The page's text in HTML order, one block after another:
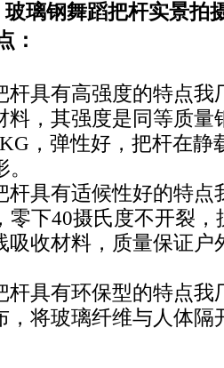
玻璃钢舞蹈把杆实景拍
：
杆具有高强度的特点我
料，其强度是同等质量
，弹性好，把杆在静
杆具有适候性好的特点
零下40摄氏度不开裂
吸收材料，质量保证户
杆具有环保型的特点我
，将玻璃纤维与人体隔